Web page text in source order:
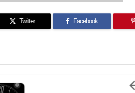
Twitter Facebook